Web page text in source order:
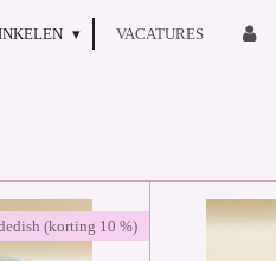
VACATURES
(korting 10 %)